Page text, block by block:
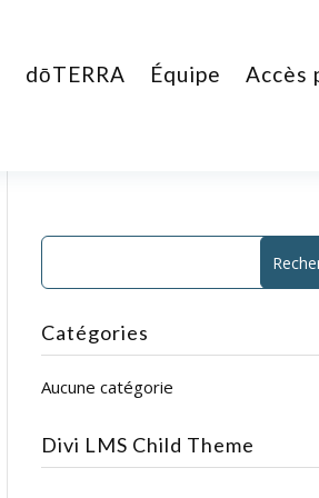
dōTERRA Équipe Accès
Catégories
Aucune catégorie
Divi LMS Child Theme